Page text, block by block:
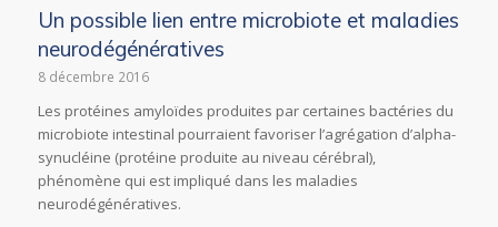
Un possible lien entre microbiote et maladies
neurodégénératives
8 décembre 2016
Les protéines amyloïdes produites par certaines bactéries du
microbiote intestinal pourraient favoriser l’agrégation d’alpha-
synucléine (protéine produite au niveau cérébral),
phénomène qui est impliqué dans les maladies
neurodégénératives.